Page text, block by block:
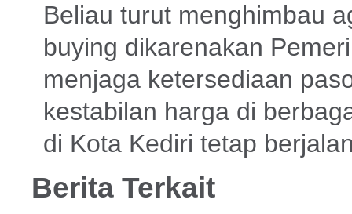
Beliau turut menghimbau
buying dikarenakan
menjaga ketersediaan
kestabilan harga di
di Kota Kediri tetap
Berita Terkait